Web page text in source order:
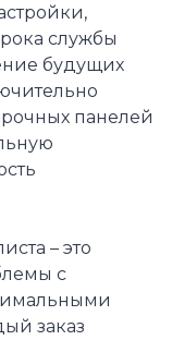
службы
будущих
панелей
– это
с
заказ